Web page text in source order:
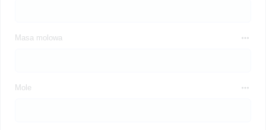
Masa molowa
Mole